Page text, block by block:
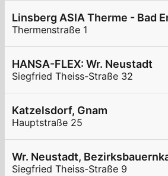
Linsberg ASIA Therme - Bad
Thermenstraße 1
HANSA-FLEX: Wr. Neustadt
Siegfried Theiss-Straße 32
Katzelsdorf, Gnam
Hauptstraße 25
Wr. Neustadt,
Siegfried Theiss-Straße 9